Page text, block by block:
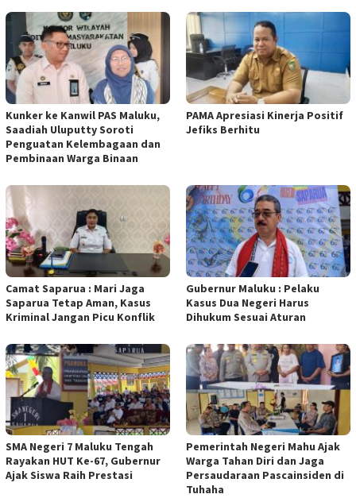
Kunker ke Kanwil PAS Maluku,
Saadiah Uluputty Soroti
Penguatan Kelembagaan dan
Pembinaan Warga Binaan
PAMA Apresiasi Kinerja Positif
Jefiks Berhitu
Camat Saparua : Mari Jaga
Saparua Tetap Aman, Kasus
Kriminal Jangan Picu Konflik
Gubernur Maluku : Pelaku
Kasus Dua Negeri Harus
Dihukum Sesuai Aturan
SMA Negeri 7 Maluku Tengah
Rayakan HUT Ke-67, Gubernur
Ajak Siswa Raih Prestasi
Pemerintah Negeri Mahu Ajak
Warga Tahan Diri dan Jaga
Persaudaraan Pascainsiden di
Tuhaha